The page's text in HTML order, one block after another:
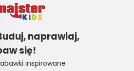
naprawiaj,
się!
inspirowane